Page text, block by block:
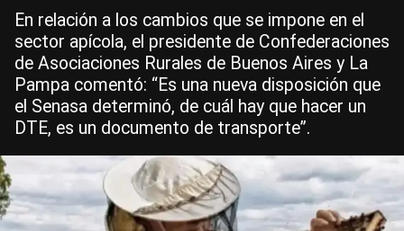
En relación a los cambios que se impone en el
sector apícola, el presidente de Confederaciones
de Asociaciones Rurales de Buenos Aires y La
Pampa comentó: “Es una nueva disposición que
el Senasa determinó, de cuál hay que hacer un
DTE, es un documento de transporte”.